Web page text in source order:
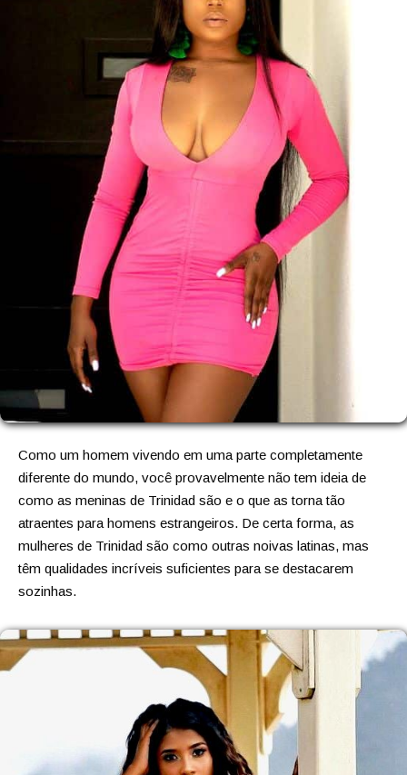
Como um homem vivendo em uma parte completamente
diferente do mundo, você provavelmente não tem ideia de
como as meninas de Trinidad são e o que as torna tão
atraentes para homens estrangeiros. De certa forma, as
mulheres de Trinidad são como outras noivas latinas, mas
têm qualidades incríveis suficientes para se destacarem
sozinhas.